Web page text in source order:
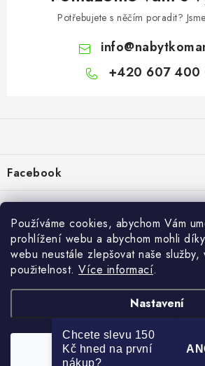
Používáme cookies, abychom Vám
prohlížení webu a abychom mohli
webu neustále zlepšovat naše
použitelnost. Více informací.
Nastavení
Souhlasím
Potřebujete s něčím poradit?
info@
+420 607 400
a
t
í
Facebook
Vše o nákupu
Info
Reklamace a odstoupení od smlouvy
Kontakty
Bonusový program NBM+
Copyright 2026 Nábytkomanie .
Chcete slevu 150
Kč hned na první
nákup?